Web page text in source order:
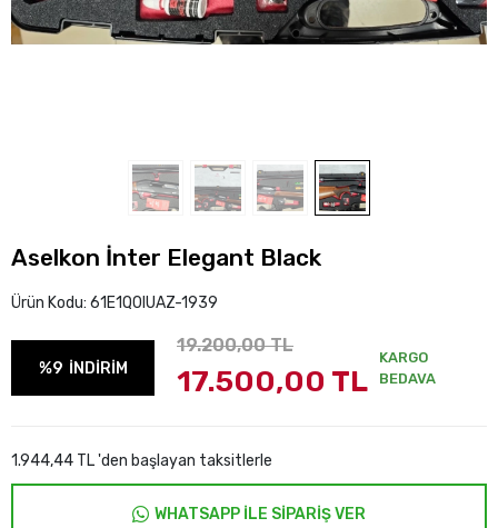
Aselkon İnter Elegant Black
Ürün Kodu: 61E1Q0IUAZ-1939
%9 İNDİRİM
19.200,00 TL
17.500,00 TL
KARGO
BEDAVA
1.944,44 TL 'den başlayan taksitlerle
WHATSAPP İLE SİPARİŞ VER